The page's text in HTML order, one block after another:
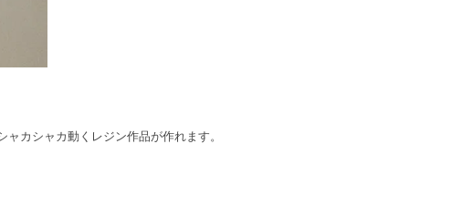
カシャカ動くレジン作品が作れます。